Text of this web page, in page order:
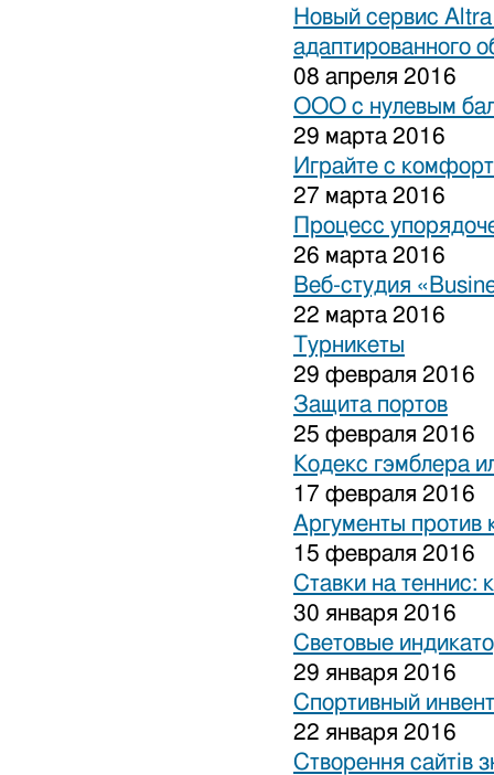
Новый сервис Altra
адаптированного
08 апреля 2016
ООО с нулевым
29 марта 2016
Играйте с
27 марта 2016
Процесс
26 марта 2016
Веб-студия
22 марта 2016
Турникеты
29 февраля 2016
Защита портов
25 февраля 2016
Кодекс гэмблера
17 февраля 2016
Аргументы против
15 февраля 2016
Ставки на теннис:
30 января 2016
Световые
29 января 2016
Спортивный
22 января 2016
Створення сайтів